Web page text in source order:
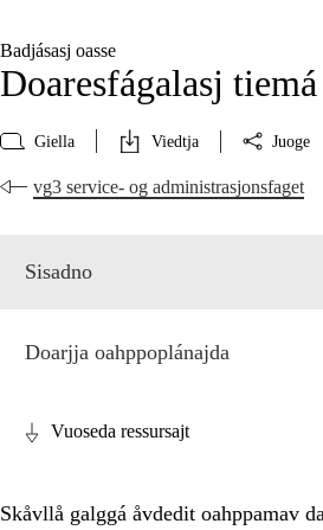
Badjásasj oasse
Doaresfágalasj tiemá
Giella Viedtja Juoge
vg3 service- og administrasjonsfaget
Sisadno
Doarjja oahppoplánajda
Vuoseda ressursajt
Skåvllå galggá åvdedit oahppamav